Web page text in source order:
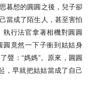
暮想的圓圓之後，兒子卻
當成了陌生人，甚至害怕
行法官拿著相機對圓圓
圓竟然一下子衝到姑姑身
聲：“媽媽”。原來，圓圓
，早就把姑姑當成了自己